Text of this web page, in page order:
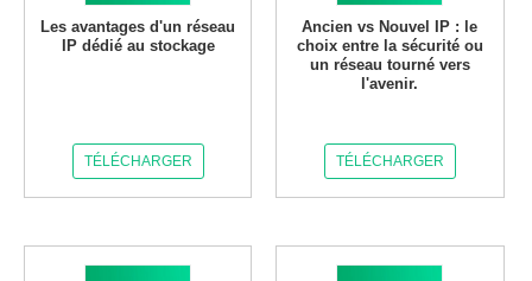
Les avantages d'un réseau
IP dédié au stockage
TÉLÉCHARGER
Ancien vs Nouvel IP : le
choix entre la sécurité ou
un réseau tourné vers
l'avenir.
TÉLÉCHARGER